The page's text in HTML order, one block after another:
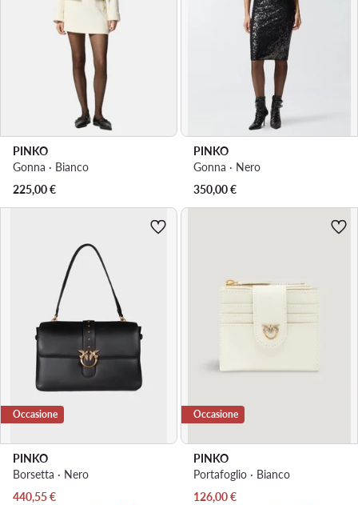
PINKO
Gonna · Bianco
225,00€
PINKO
Gonna · Nero
350,00€
Occasione
PINKO
Borsetta · Nero
Prezzo attuale
440,55€
Occasione
PINKO
Portafoglio · Bianco
Prezzo attuale
126,00€